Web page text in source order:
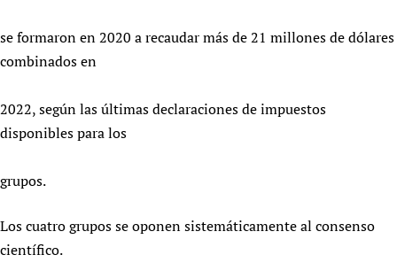
se formaron en 2020 a recaudar más de 21 millones de dólares
combinados en
2022, según las últimas declaraciones de impuestos
disponibles para los
grupos.
Los cuatro grupos se oponen sistemáticamente al consenso
científico.